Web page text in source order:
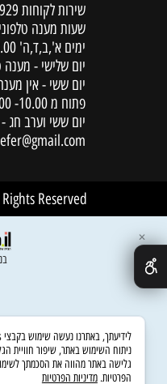
שירות לקוחות
שעות מענה טלפוני
ימים א',ב,ד,ה' 10.00 -18.00
יום שלישי - מענה
יום ששי - אין
פתוח מ 10.00- 13.00
יום ששי וערב חג
Reserved
✕
ניתוח השימוש באתר, שיפור חוויית
גלישה באתר מהווה את הסכמתך לשימוש
הפרטיות. מדיניות הפרטיות